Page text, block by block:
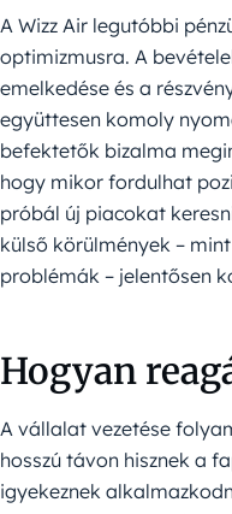
A Wizz Air legutóbbi
optimizmusra. A
emelkedése és a
együttesen komoly
befektetők bizalma
hogy mikor fordulhat
próbál új piacokat
külső körülmények –
problémák – jelentősen
Hogyan
A vállalat vezetése
hosszú távon hisznek a
igyekeznek